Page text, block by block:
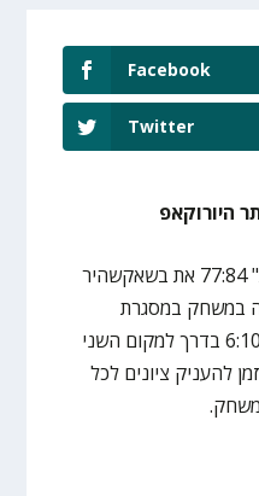
Facebook
Twitter
היורוקאפ
הפועל תל אביב ניצחה ב"בית" 77:84 את בשאקשהיר
במשחק במסגרת
היורוקאפ, ובכך עלתה למאזן 6:10 בדרך למקום השני
להעניק ציונים לכל